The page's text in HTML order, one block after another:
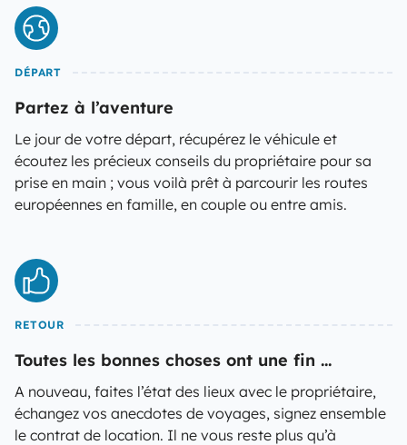
DÉPART
Partez à l’aventure
Le jour de votre départ, récupérez le véhicule et
écoutez les précieux conseils du propriétaire pour sa
prise en main ; vous voilà prêt à parcourir les routes
européennes en famille, en couple ou entre amis.
RETOUR
Toutes les bonnes choses ont une fin ...
A nouveau, faites l’état des lieux avec le propriétaire,
échangez vos anecdotes de voyages, signez ensemble
le contrat de location. Il ne vous reste plus qu’à